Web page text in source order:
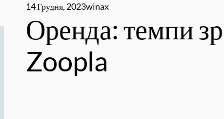
14 Грудня, 2023winax
Оренда: темпи
Zoopla